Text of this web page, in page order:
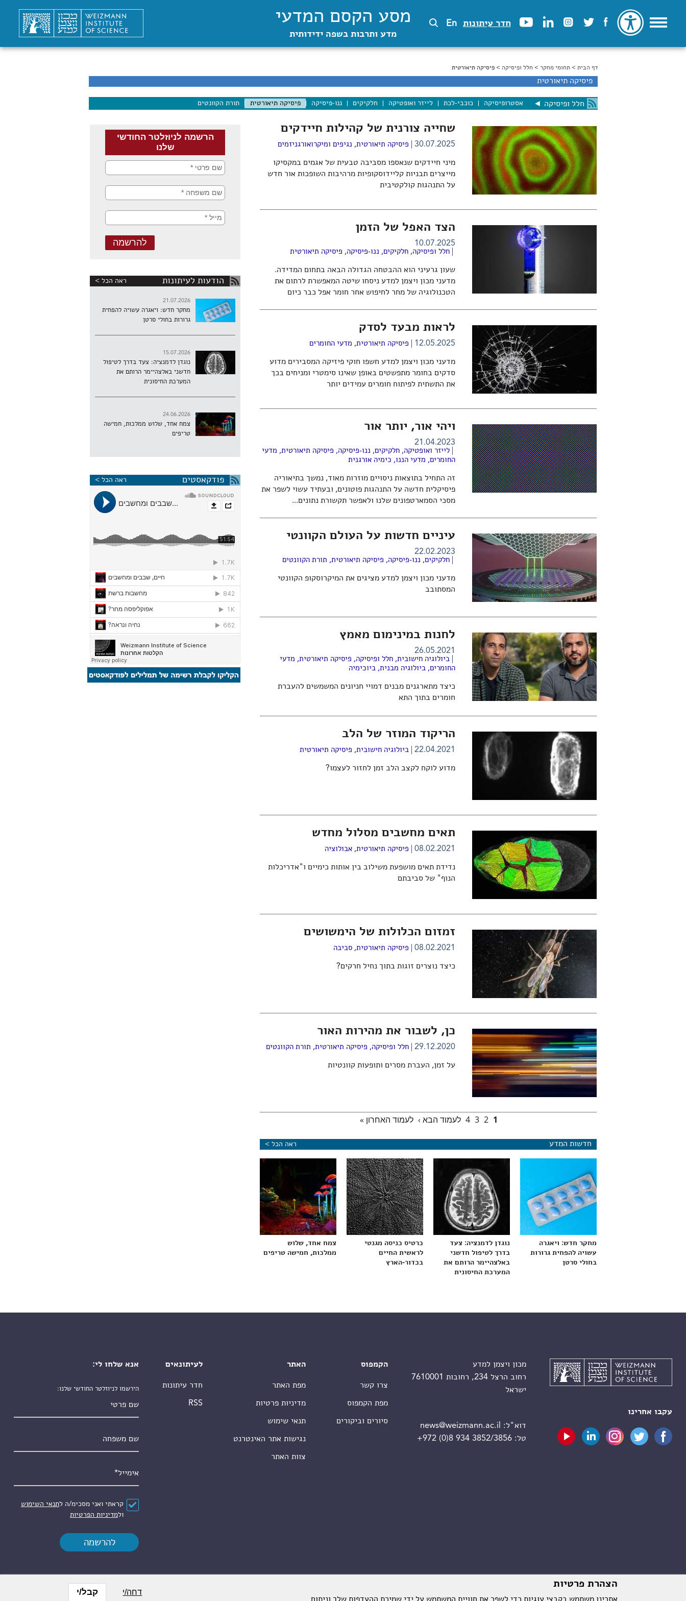
חדר עיתונות En מסע הקסם המדעי
מדע ותרבות בשפה ידידותית
הינך נמצא כאן
דף הבית >תחומי מחקר > חלל ופיסיקה > פיסיקה תיאורטית
פיסיקה תיאורטית
חלל ופיסיקה ◄ אסטרופיסיקה כוכבי-לכת לייזר ואופטיקה חלקיקים ננו-פיסיקה פיסיקה תיאורטית תורת הקוונטים
שחייה צורנית של קהילות חיידקים
30.07.2025 פיסיקה תיאורטית, נגיפים ומיקרואורגניזמים
מיני חיידקים שנאספו מסביבה טבעית של אגמים במקסיקו
מייצרים תבניות קליידוסקופיות מרהיבות השופכות אור חדש
על התנהגות קולקטיבית
הצד האפל של הזמן
10.07.2025
חלל ופיסיקה,חלקיקים, ננו-פיסיקה, פיסיקה תיאורטית
שעון גרעיני הוא ההבטחה הגדולה הבאה בתחום המדידה.
מדעני מכון ויצמן למדע ניסחו שיטה המאפשרת לרתום את
הטכנולוגיה של מחר לחיפוש אחר חומר אפל כבר כיום
לראות מבעד לסדק
12.05.2025 פיסיקה תיאורטית, מדעי החומרים
מדעני מכון ויצמן למדע חשפו חוקי פיזיקה המסבירים מדוע
סדקים בחומר מתפשטים באופן שאינו סימטרי ומניחים בכך
את התשתית לפיתוח חומרים עמידים יותר
ויהי אור, יותר אור
21.04.2023
לייזר ואופטיקה,חלקיקים, ננו-פיסיקה, פיסיקה תיאורטית, מדעי
החומרים, מדעי הננו, כימיה אורגנית
זה התחיל בתוצאות ניסויים מוזרות מאוד, נמשך בתיאוריה
פיסיקלית חדשה על התנהגות פוטונים, ובעתיד עשוי לשפר את
מסכי הסמארטפונים שלנו ולאפשר תקשורת נתונים...
עיניים חדשות על העולם הקוונטי
22.02.2023
חלקיקים, ננו-פיסיקה, פיסיקה תיאורטית, תורת הקוונטים
מדעני מכון ויצמן למדע מציגים את המיקרוסקופ הקוונטי
המסתובב
לחנות במינימום מאמץ
26.05.2021
ביולוגיה חישובית,חלל ופיסיקה, פיסיקה תיאורטית, מדעי
החומרים,ביולוגיה מבנית,ביוכימיה
כיצד מתארגנים מבנים דמויי חניונים המשמשים להעברת
חומרים בתוך התא
הריקוד המוזר של הלב
22.04.2021 ביולוגיה חישובית, פיסיקה תיאורטית
מדוע לוקח לקצב הלב זמן לחזור לעצמו?
תאים מחשבים מסלול מחדש
08.02.2021 פיסיקה תיאורטית,אבולוציה
נדידת תאים מושפעת משילוב בין אותות כימיים ו"אדריכלות
הנוף" של סביבתם
זמזום הכלולות של הימשושים
08.02.2021 פיסיקה תיאורטית,סביבה
כיצד נוצרים זוגות בתוך נחיל חרקים?
כן, לשבור את מהירות האור
29.12.2020 חלל ופיסיקה, פיסיקה תיאורטית, תורת הקוונטים
על זמן, העברת מסרים ותופעות קוונטיות
1
2
3
4 לעמוד הבא › לעמוד האחרון »
חדשות המדע ראה הכל >
מחקר חדש: ויאגרה
עשויה להפחית גרורות
בחולי סרטן
נוגדן לדמנציה: צעד
בדרך לטיפול חדשני
באלצהיימר הרותם את
המערכת החיסונית
כרטיס כניסה מגנטי
לראשית החיים
בכדור-הארץ
צמח אחד, שלוש
ממלכות, חמישה טריפים
הודעות לעיתונות ראה הכל >
21.07.2026
מחקר חדש: ויאגרה עשויה להפחית
גרורות בחולי סרטן
15.07.2026
נוגדן לדמנציה: צעד בדרך לטיפול
חדשני באלצהיימר הרותם את
המערכת החיסונית
24.06.2026
צמח אחד, שלוש ממלכות, חמישה
טריפים
פודקאסטים ראה הכל >
עקבו אחרינו
מכון ויצמן למדע
רחוב הרצל 234, רחובות 7610001
ישראל
דוא"ל:
news@weizmann.ac.il
טל:+972 (0)8 934 3852/3856
הקמפוס
צרו קשר
מפת הקמפוס
סיורים וביקורים
האתר
מפת האתר
מדיניות פרטיות
תנאי שימוש
נגישות אתר האינטרנט
צוות האתר
לעיתונאים
חדר עיתונות
RSS
אנא שלחו לי:
הירשמו לניוזלטר החודשי שלנו:
הסכם*
קראתי ואני מסכימ/ה לתנאי השימוש
ולמדיניות הפרטיות
הצהרת פרטיות
דחה/י קבל/י